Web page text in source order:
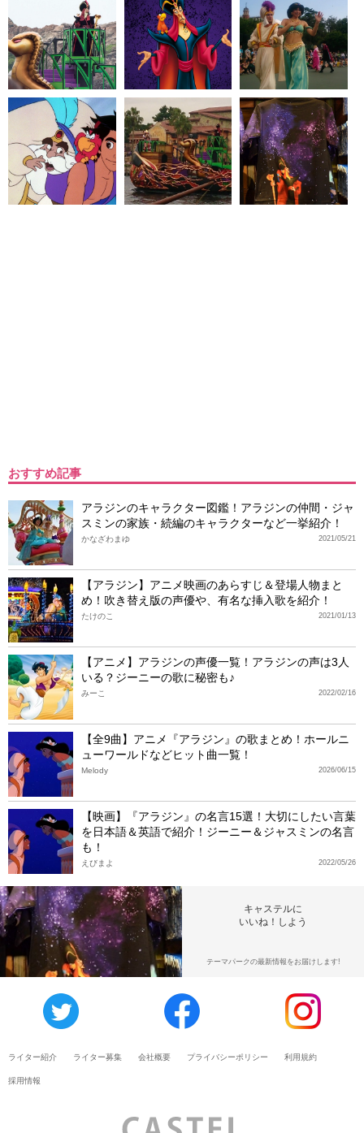
おすすめ記事
アラジンのキャラクター図鑑！アラジンの仲間・ジャ
スミンの家族・続編のキャラクターなど一挙紹介！
2021/05/21
かなざわまゆ
【アラジン】アニメ映画のあらすじ＆登場人物まと
め！吹き替え版の声優や、有名な挿入歌を紹介！
2021/01/13
たけのこ
【アニメ】アラジンの声優一覧！アラジンの声は3人
いる？ジーニーの歌に秘密も♪
2022/02/16
みーこ
【全9曲】アニメ『アラジン』の歌まとめ！ホールニ
ューワールドなどヒット曲一覧！
2026/06/15
Melody
【映画】『アラジン』の名言15選！大切にしたい言葉
を日本語＆英語で紹介！ジーニー＆ジャスミンの名言
も！
2022/05/26
えびまよ
キャステルに
いいね！しよう
テーマパークの最新情報をお届けします!
ライター紹介 ライター募集 会社概要 プライバシーポリシー 利用規約
採用情報